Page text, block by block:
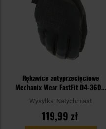
Rękawice antyprzecięciowe
Mechanix Wear FastFit D4-360 -
Covert Black
Wysyłka: Natychmiast
119,99 zł